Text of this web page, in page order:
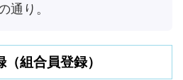
通り。
（組合員登録）